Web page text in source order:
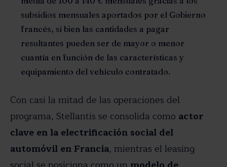
subsidios mensuales aportados por el Gobierno
francés, si bien las cantidades a pagar
resultantes pueden ser de mayor o menor
cuantía en función de las características y
equipamiento del vehículo contratado.
Con casi la mitad de las operaciones del
programa, Stellantis se consolida como actor
clave en la electrificación social del
automóvil en Francia, mientras el leasing